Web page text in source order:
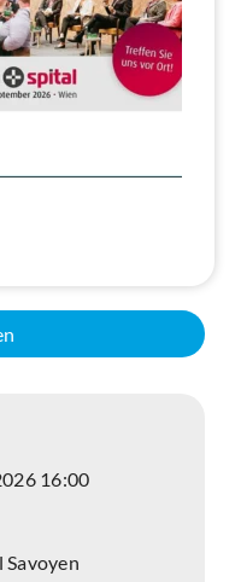
16:00